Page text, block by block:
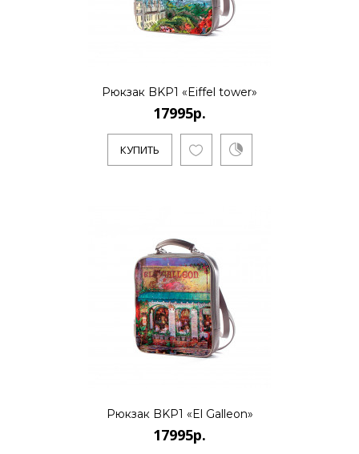
КУПИТЬ
..
17995р.
17995р.
Рюкзак BKP1 «Eiffel tower»
17995р.
КУПИТЬ
Рюкзак BKP1 «El Galleon»
17995р.